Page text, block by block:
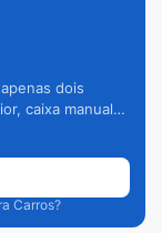
dois
caixa manual
Carros?